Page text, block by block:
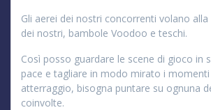
Gli aerei dei nostri concorrenti volano
dei nostri, bambole Voodoo e teschi.
Così posso guardare le scene di gioco in
pace e tagliare in modo mirato i
atterraggio, bisogna puntare su ognuna
coinvolte.